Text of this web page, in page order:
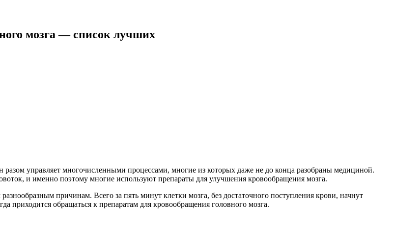
мозга — список лучших
разом управляет многочисленными процессами, многие из которых даже не до конца разобраны медициной.
и именно поэтому многие используют препараты для улучшения кровообращения мозга.
причинам. Всего за пять минут клетки мозга, без достаточного поступления крови, начнут
приходится обращаться к препаратам для кровообращения головного мозга.